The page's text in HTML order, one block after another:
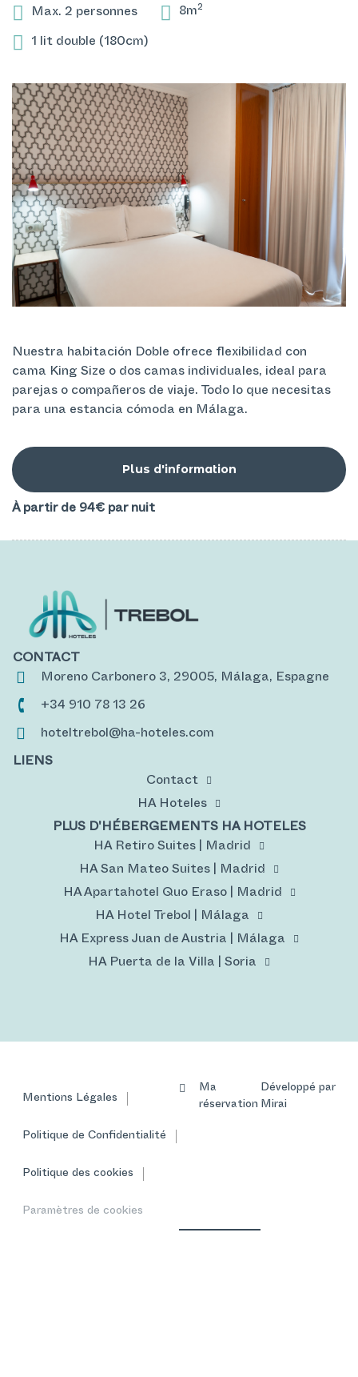
Max. 2 personnes 8m
2
1 lit double (180cm)
Nuestra habitación Doble ofrece flexibilidad con
cama King Size o dos camas individuales, ideal para
parejas o compañeros de viaje. Todo lo que necesitas
para una estancia cómoda en Málaga.
Plus d'information
À partir de 94€ par nuit
CONTACT
Moreno Carbonero 3, 29005, Málaga, Espagne
+34 910 78 13 26
hoteltrebol@ha-hoteles.com
LIENS
Contact
HA Hoteles
PLUS D'HÉBERGEMENTS HA HOTELES
HA Retiro Suites | Madrid
HA San Mateo Suites | Madrid
HA Apartahotel Quo Eraso | Madrid
HA Hotel Trebol | Málaga
HA Express Juan de Austria | Málaga
HA Puerta de la Villa | Soria
Mentions Légales
Politique de Confidentialité
Politique des cookies
Paramètres de cookies
Ma
réservation
Développé par
Mirai